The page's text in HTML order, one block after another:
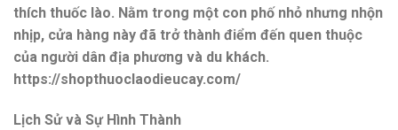
thích thuốc lào. Nằm trong một con phố nhỏ nhưng nhộn
nhịp, cửa hàng này đã trở thành điểm đến quen thuộc
của người dân địa phương và du khách.
https://shopthuoclaodieucay.com/
Lịch Sử và Sự Hình Thành